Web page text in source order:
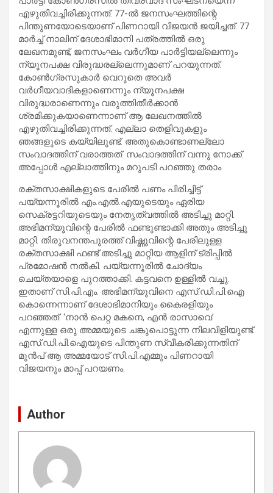
എഴുതിവച്ചിരിക്കുന്നത്. 77-ല്‍ ജനസംഘത്തിന്റെ
പിന്തുണയോടെയാണ് പിണറായി വിജയന്‍ ജയിച്ചത്. 77
മാര്‍ച്ച് നാലിന് ദേശാഭിമാനി പത്രത്തില്‍ ഒരു
ലേഖനമുണ്ട്, ജനസംഘം വര്‍ഗീയ പാര്‍ട്ടിയല്ലെന്നും
ന്യൂനപക്ഷ വിരുദ്ധരല്ലെന്നുമാണ് പറയുന്നത്.
കോണ്‍ഗ്രസുകാര്‍ വെറുതെ അവര്‍
വര്‍ഗീയവാദികളാണെന്നും ന്യൂനപക്ഷ
വിരുദ്ധരാണെന്നും വരുത്തിതീര്‍ക്കാന്‍
ശ്രമിക്കുകയാണെന്നാണ് ആ ലേഖനത്തില്‍
എഴുതിവച്ചിരിക്കുന്നത്. എല്ലാ തെളിവുകളും
ഞങ്ങളുടെ കയ്യിലുണ്ട്. അതുകൊണ്ടാണല്ലോ
സംവാദത്തിന് വരാത്തത്. സംവാദത്തിന് വന്നു നോക്ക്.
അപ്പോള്‍ എല്ലാത്തിനും മറുപടി പറഞ്ഞു തരാം.
രക്തസാക്ഷികളുടെ പേരില്‍ പണം പിരിച്ചിട്ട്
പയ്യന്നൂരില്‍ എം.എല്‍.എയുടെയും ഏരിയ
സെക്രട്ടറിയുടെയും നേതൃത്വത്തില്‍ അടിച്ചു മാറ്റി.
അഭിമന്യൂവിന്റെ പേരില്‍ ഫണ്ടുണ്ടാക്കി അതും അടിച്ചു
മാറ്റി. തിരുവനന്തപുരത്ത് വിഷ്ണുവിന്റെ പേരിലുള്ള
രക്തസാക്ഷി ഫണ്ട് അടിച്ചു മാറ്റിയ ആളിന് ട്രിപ്പില്‍
പ്രമോഷന്‍ നല്‍കി. പയ്യന്നൂരില്‍ ചോദ്യം
ചെയ്തയാളെ പുറത്താക്കി. കട്ടവനെ ഉള്ളില്‍ വച്ചു.
ഇതാണ് സി.പി.എം. അഭിമന്യുവിനെ എസ്.ഡി.പി.ഐ
കൊന്നെന്നാണ് ദേശാഭിമാനിയും കൈരളിയും
പറഞ്ഞത്. ‘നാന്‍ പെറ്റ മകനെ, എന്‍ രാസാവെ’
എന്നുള്ള ഒരു അമ്മയുടെ ചങ്കുപൊട്ടുന്ന നിലവിളിയുണ്ട്.
എസ്.ഡി.പി.ഐയുടെ പിന്തുണ സ്വീകരിക്കുന്നതിന്
മുന്‍പ് ആ അമ്മയോട് സി.പി.എമ്മും പിണറായി
വിജയനും മാപ്പ് പറയണം.
Author